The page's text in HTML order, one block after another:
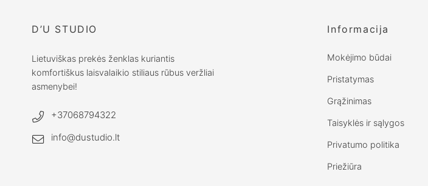
D’U STUDIO
Lietuviškas prekės ženklas kuriantis
komfortiškus laisvalaikio stiliaus rūbus veržliai
asmenybei!
+37068794322
info@dustudio.lt
Informacija
Mokėjimo būdai
Pristatymas
Grąžinimas
Taisyklės ir sąlygos
Privatumo politika
Priežiūra